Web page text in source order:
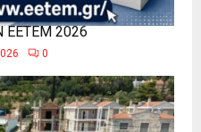
2026
0